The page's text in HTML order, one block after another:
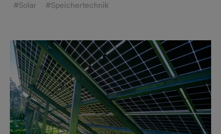
#Solar #Speichertechnik